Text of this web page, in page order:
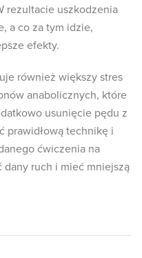
rezultacie uszkodzenia
a co za tym idzie,
efekty.
również większy stres
anabolicznych, które
usunięcie pędu z
prawidłową technikę i
ćwiczenia na
ruch i mieć mniejszą